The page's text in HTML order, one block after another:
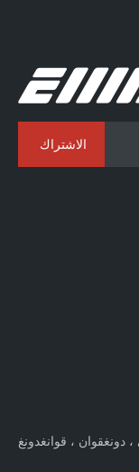
الاشتراك